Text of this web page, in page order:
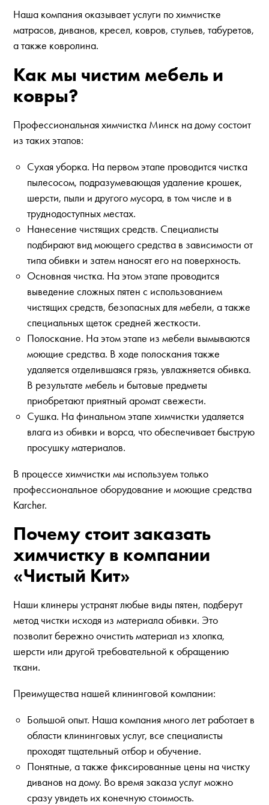
Наша компания оказывает услуги по химчистке
матрасов, диванов, кресел, ковров, стульев, табуретов,
а также ковролина.
Как мы чистим мебель и
ковры?
Профессиональная химчистка Минск на дому состоит
из таких этапов:
Сухая уборка. На первом этапе проводится чистка
пылесосом, подразумевающая удаление крошек,
шерсти, пыли и другого мусора, в том числе и в
труднодоступных местах.
Нанесение чистящих средств. Специалисты
подбирают вид моющего средства в зависимости от
типа обивки и затем наносят его на поверхность.
Основная чистка. На этом этапе проводится
выведение сложных пятен с использованием
чистящих средств, безопасных для мебели, а также
специальных щеток средней жесткости.
Полоскание. На этом этапе из мебели вымываются
моющие средства. В ходе полоскания также
удаляется отделившаяся грязь, увлажняется обивка.
В результате мебель и бытовые предметы
приобретают приятный аромат свежести.
Сушка. На финальном этапе химчистки удаляется
влага из обивки и ворса, что обеспечивает быструю
просушку материалов.
В процессе химчистки мы используем только
профессиональное оборудование и моющие средства
Karcher.
Почему стоит заказать
химчистку в компании
«Чистый Кит»
Наши клинеры устранят любые виды пятен, подберут
метод чистки исходя из материала обивки. Это
позволит бережно очистить материал из хлопка,
шерсти или другой требовательной к обращению
ткани.
Преимущества нашей клининговой компании:
Большой опыт. Наша компания много лет работает в
области клининговых услуг, все специалисты
проходят тщательный отбор и обучение.
Понятные, а также фиксированные цены на чистку
диванов на дому. Во время заказа услуг можно
сразу увидеть их конечную стоимость.